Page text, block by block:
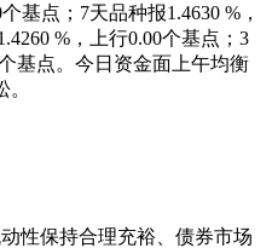
基点；7天品种报1.4630 %，
%，上行0.00个基点；3
基点。今日资金面上午均衡
性保持合理充裕、债券市场